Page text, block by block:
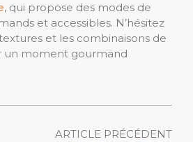
, qui propose des modes de
et accessibles. N’hésitez
et les combinaisons de
un moment gourmand
ARTICLE PRÉCÉDENT